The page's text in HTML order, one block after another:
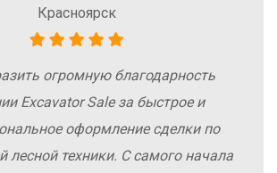
Красноярск
огромную благодарность
Excavator Sale за быстрое и
оформление сделки по
лесной техники. С самого начала